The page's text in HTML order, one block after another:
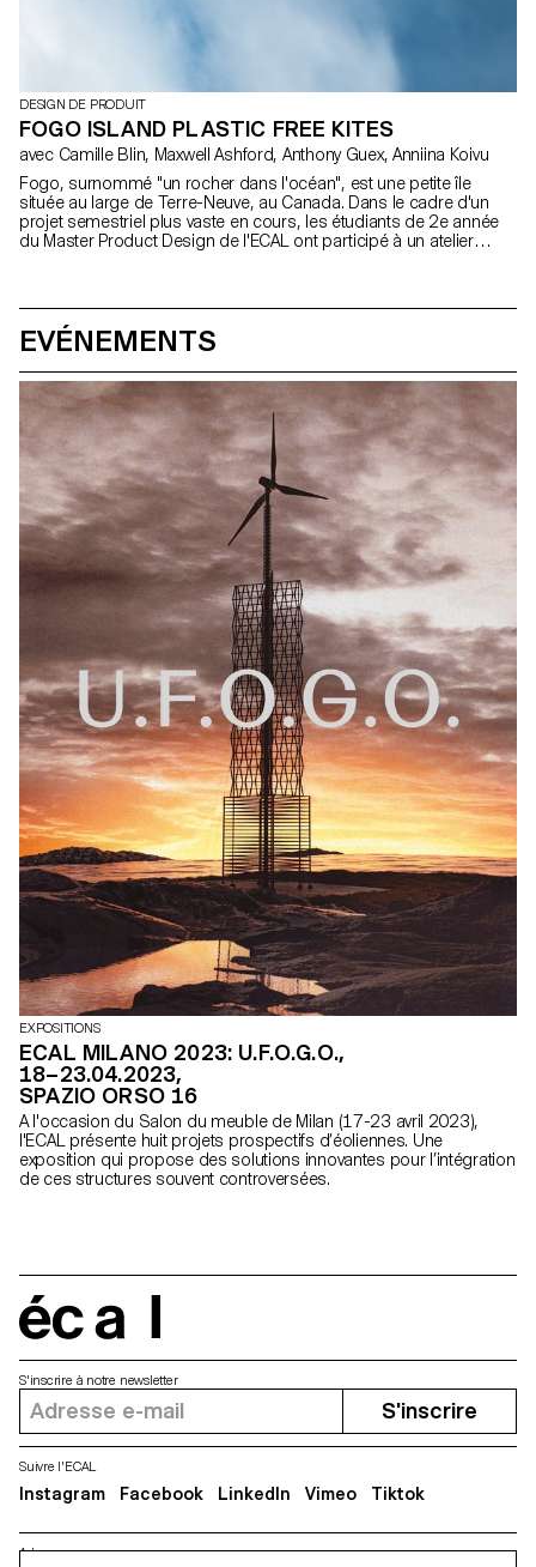
DESIGN DE PRODUIT
FOGO ISLAND PLASTIC FREE KITES
avec Camille Blin, Maxwell Ashford, Anthony Guex, Anniina Koivu
Fogo, surnommé "un rocher dans l'océan", est une petite île
située au large de Terre-Neuve, au Canada. Dans le cadre d'un
projet semestriel plus vaste en cours, les étudiants de 2e année
du Master Product Design de l'ECAL ont participé à un atelier
l'île, les étudiants ont développé des cerfs-volants sans plastique.
Fogo Island a l'intention de devenir complètement sans plastique
dans les années à venir et, à mesure que leur nombre de
touristes augmente, les souvenirs de cet endroit spécial sont de
plus en plus demandés. Les cerfs-volants développés sont donc
à fabriquer sur l'île et destinés à la boutique cadeaux Fogo Island
Workshop. Créés à partir de bois de bouleau, de coton
biologique Ripstop et de ficelle en fibre de chanvre, les étudiants
ont créé une gamme de motifs, en se référant aux
caractéristiques uniques de l'île.
EVÉNEMENTS
EXPOSITIONS
ECAL MILANO 2023: U.F.O.G.O.,
18–23.04.2023,
SPAZIO ORSO 16
A l'occasion du Salon du meuble de Milan (17-23 avril 2023),
l'ECAL présente huit projets prospectifs d’éoliennes. Une
exposition qui propose des solutions innovantes pour l’intégration
de ces structures souvent controversées.
Adresse
S'inscrire à notre newsletter
S'inscrire
Suivre l'ECAL
Instagram Facebook LinkedIn Vimeo Tiktok